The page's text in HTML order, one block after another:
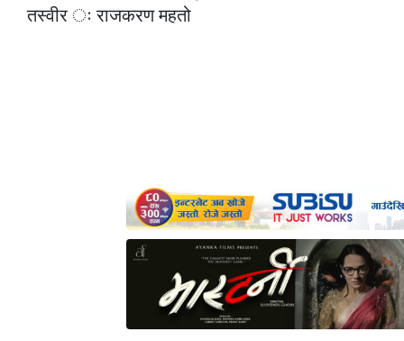
तस्वीर ः राजकरण महतो